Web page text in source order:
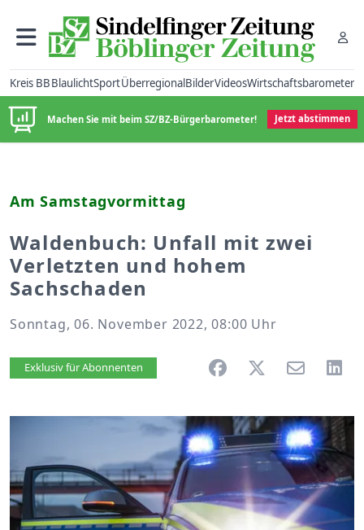
Kreis BBBlaulichtSportÜberregionalBilderVideosWirtschaftsbarometer
Machen Sie mit beim SZ/BZ-Bürgerbarometer! Jetzt abstimmen
Am Samstagvormittag
Waldenbuch: Unfall mit zwei
Verletzten und hohem
Sachschaden
Sonntag, 06. November 2022, 08:00 Uhr
Artikel vorlesen
Exklusiv für Abonnenten